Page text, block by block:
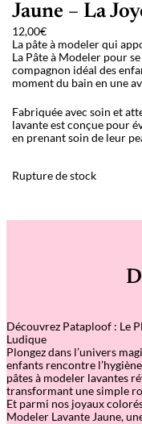
Jaune – La
12,00€
La pâte à modeler qui
La Pâte à Modeler pour
compagnon idéal des
moment du bain en une
Fabriquée avec soin et
lavante est conçue pour
en prenant soin de leur
Rupture de stock
Découvrez Pataploof : Le
Ludique
Plongez dans l’univers
enfants rencontre
pâtes à modeler lavantes
transformant une simple
Et parmi nos joyaux
Modeler Lavante Jaune,